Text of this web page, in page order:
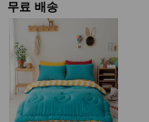
용품
WALL
DECO
Pet
Supplies
문
화
공연/행
사
무료 배송